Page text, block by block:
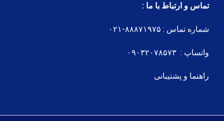
تماس و ارتباط با ما :
شماره تماس : ۸۸۸۷۱۹۷۵-۰۲۱
واتساپ : ۰۹۰۳۲۰۷۸۵۷۳
راهنما و پشتیبانی